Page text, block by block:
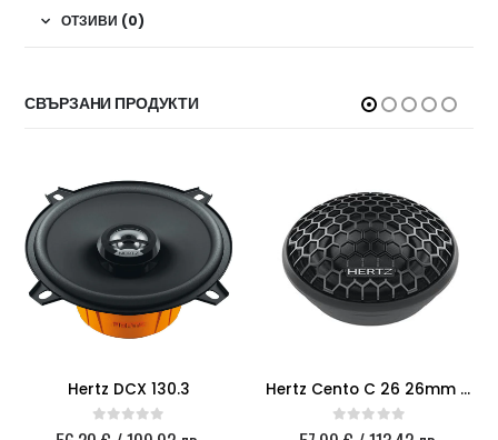
ОТЗИВИ (0)
СВЪРЗАНИ ПРОДУКТИ
Hertz DCX 130.3
0 out of 5
Hertz Cento C 26 26mm Tweeter
0 out of 5